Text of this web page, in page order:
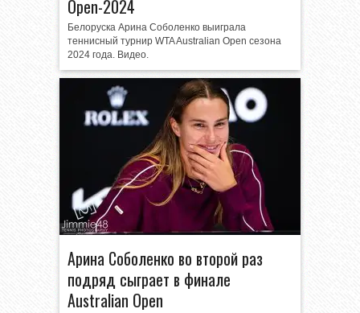
Open-2024
Белоруска Арина Соболенко выиграла
теннисный турнир WTA Australian Open сезона
2024 года. Видео.
Арина Соболенко во второй раз
подряд сыграет в финале
Australian Open